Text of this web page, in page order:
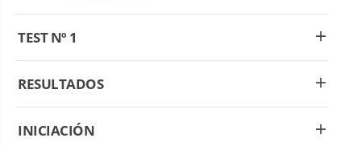
TEST Nº 1
RESULTADOS
INICIACIÓN